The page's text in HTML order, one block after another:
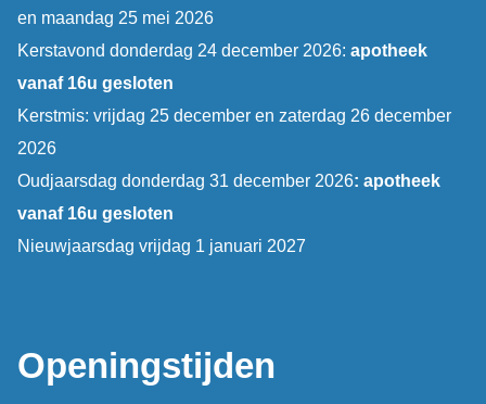
en maandag 25 mei 2026
Kerstavond donderdag 24 december 2026: apotheek
vanaf 16u gesloten
Kerstmis: vrijdag 25 december en zaterdag 26 december
2026
Oudjaarsdag donderdag 31 december 2026: apotheek
vanaf 16u gesloten
Nieuwjaarsdag vrijdag 1 januari 2027
Openingstijden